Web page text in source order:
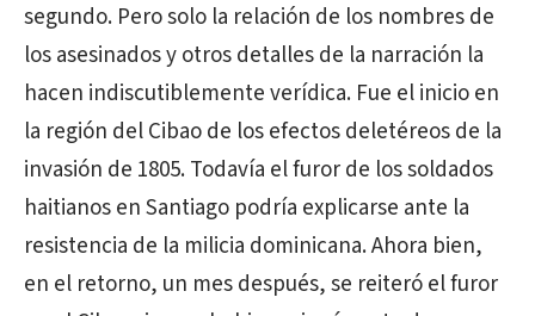
segundo. Pero solo la relación de los nombres de
los asesinados y otros detalles de la narración la
hacen indiscutiblemente verídica. Fue el inicio en
la región del Cibao de los efectos deletéreos de la
invasión de 1805. Todavía el furor de los soldados
haitianos en Santiago podría explicarse ante la
resistencia de la milicia dominicana. Ahora bien,
en el retorno, un mes después, se reiteró el furor